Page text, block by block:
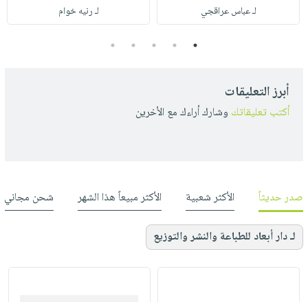
لـ عباس عراقجي
لـ رنيه خوام
1
2
3
4
5
أبرز التعليقات
أكتب تعليقاتك وشارك أراءك مع الأخرين
صدر حديثاً الأكثر شعبية الأكثر مبيعاً هذا الشهر شحن مجاني
لـ دار أبعاد للطباعة والنشر والتوزيع